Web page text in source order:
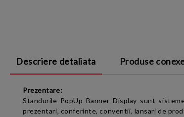
Descriere detaliata Produse
Prezentare:
Standurile PopUp Banner Display sunt
prezentari, conferinte, conventii, lansari de